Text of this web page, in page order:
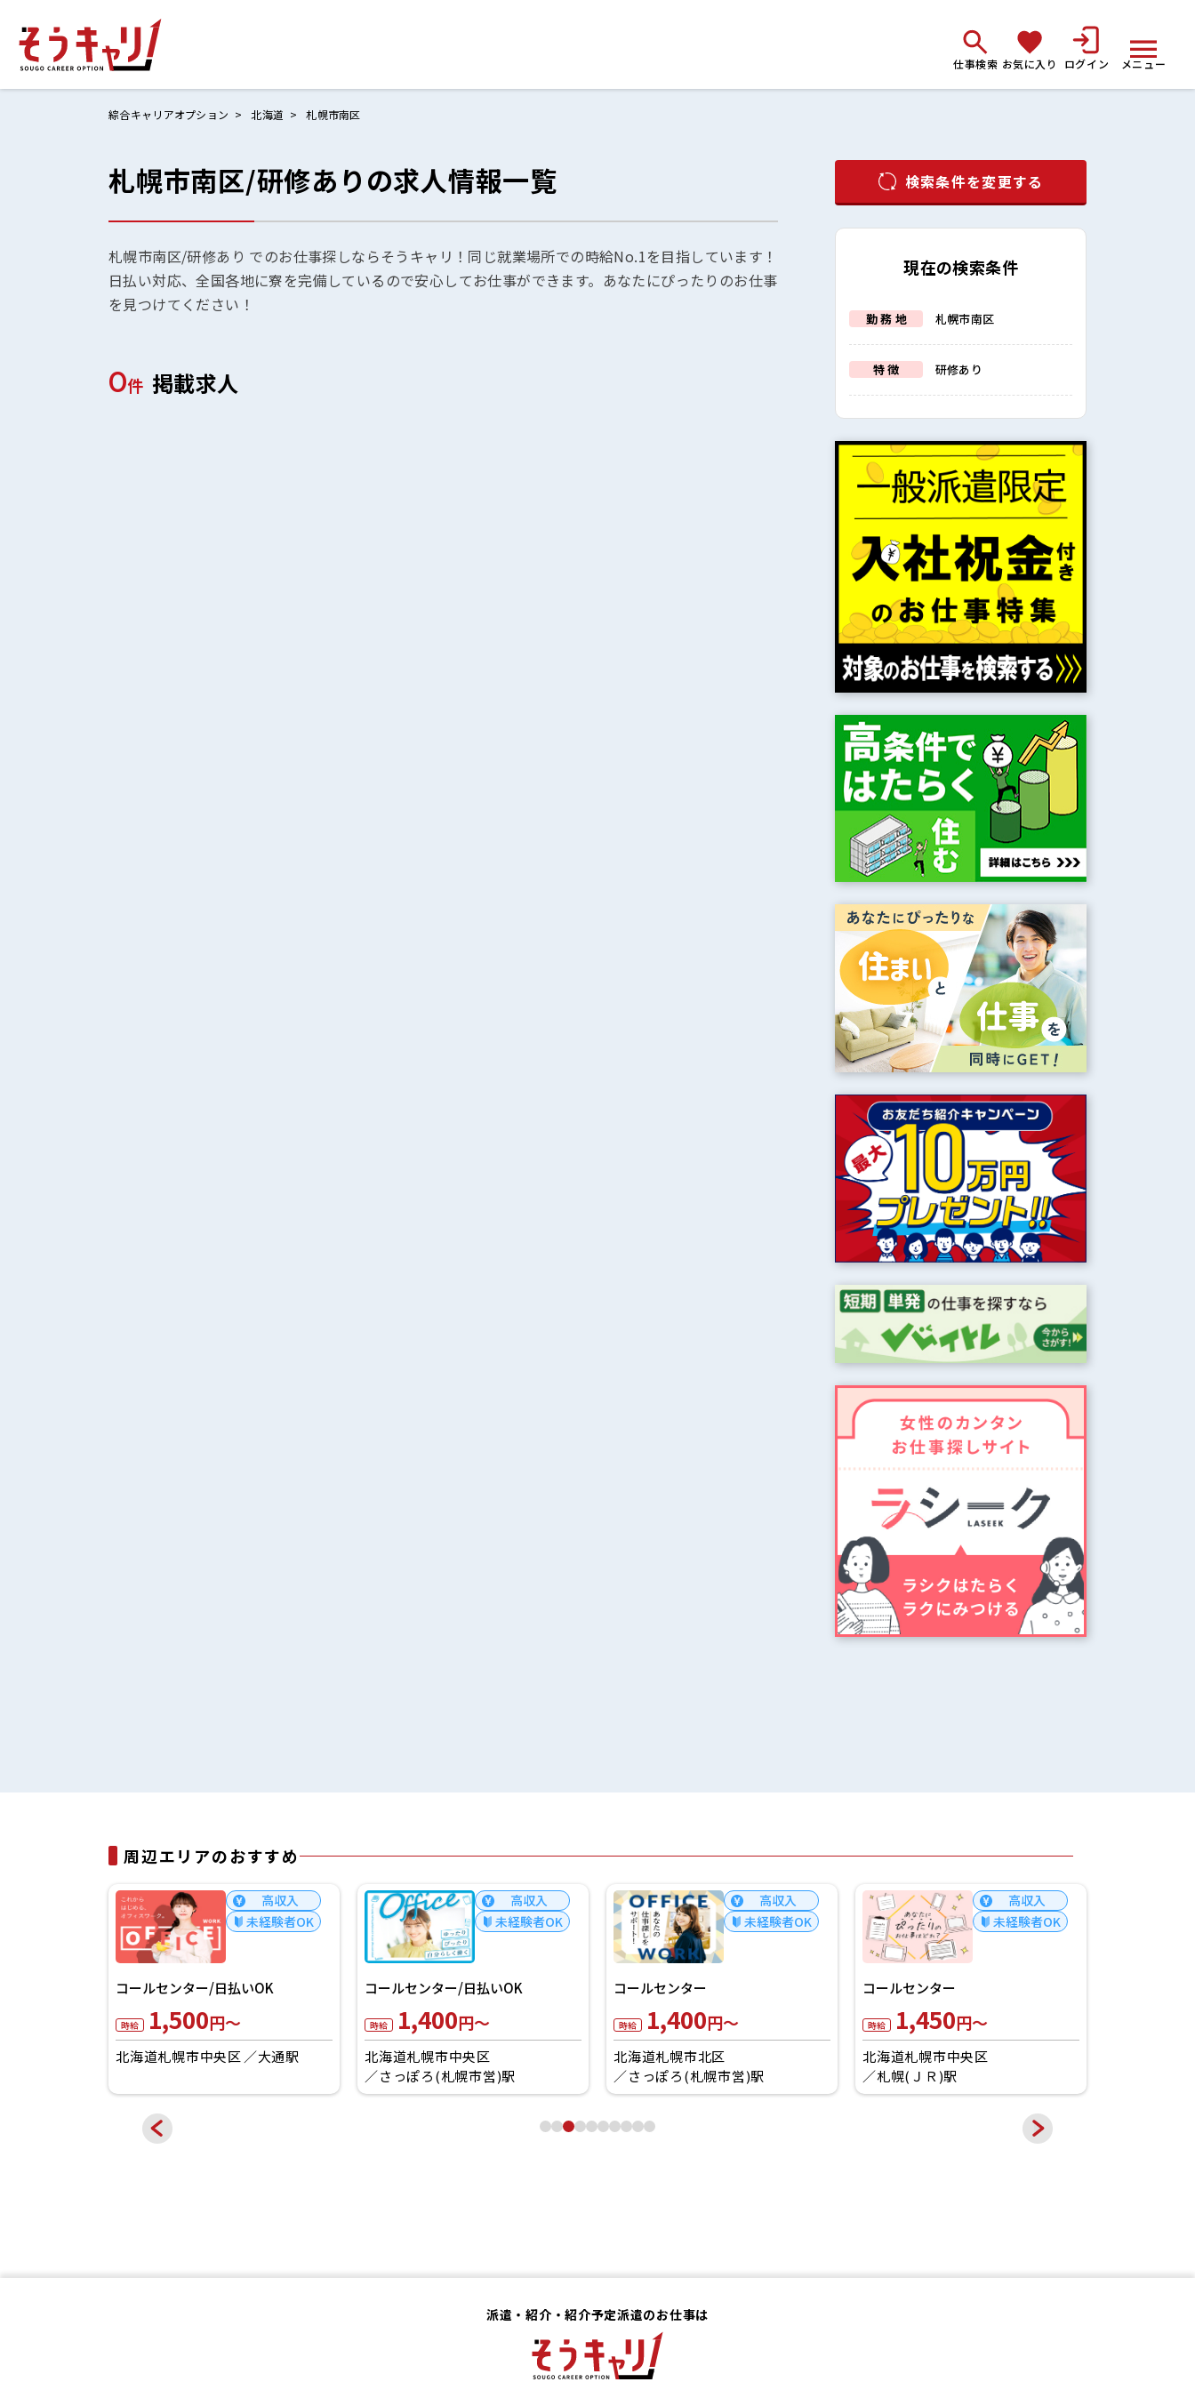
仕事検索 お気に入り ログイン メニュー
ホームにもどる
お気に入りリスト
お問い合わせ
綜合キャリアオプション 北海道 札幌市南区
札幌市南区/研修ありの求人情報一覧
札幌市南区/研修あり でのお仕事探しならそうキャリ！同じ就業場所での時給No.1を目指しています！
日払い対応、全国各地に寮を完備しているので安心してお仕事ができます。あなたにぴったりのお仕事
を見つけてください！
0件 掲載求人
検索条件を変更する
現在の検索条件
勤 務 地 札幌市南区
特 徴 研修あり
周辺エリアのおすすめ
高収入
未経験者OK
コールセンター/日払いOK
時給 1,400
北海道札幌市中央区
高収入
未経験者OK
コールセンター
時給 1,400
北海道札幌市北区
さっぽろ(札幌市営)駅
高収入
未経験者OK
コールセンター
時給 1,450
北海道札幌市中央区
札幌(ＪＲ)駅
高収入
未経験者OK
データ入力/日払いOK
時給 1,400
北海道札幌市東区
派遣・紹介・紹介予定派遣のお仕事は